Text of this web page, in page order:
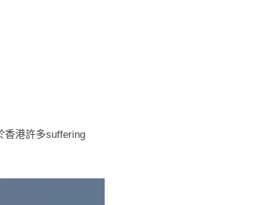
香港許多suffering